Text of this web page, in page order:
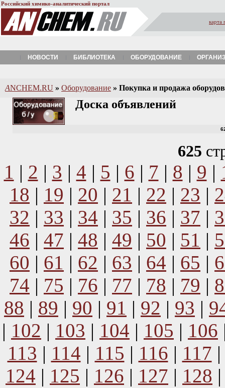
Российский химико-аналитический портал
карта
НОВОСТИ БИБЛИОТЕКА ОБОРУДОВАНИЕ
ANCHEM.RU » Оборудование » Покупка и продажа
Доска объявлений
625
1 | 2 | 3 | 4 | 5 | 6 | 7 | 8 | 9 |
18 | 19 | 20 | 21 | 22 | 23 |
32 | 33 | 34 | 35 | 36 | 37 |
46 | 47 | 48 | 49 | 50 | 51 |
60 | 61 | 62 | 63 | 64 | 65 |
74 | 75 | 76 | 77 | 78 | 79 |
88 | 89 | 90 | 91 | 92 | 93 |
| 102 | 103 | 104 | 105 | 106
113 | 114 | 115 | 116 | 117
124 | 125 | 126 | 127 | 128